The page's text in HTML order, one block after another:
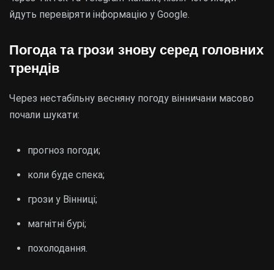
йдуть перевіряти інформацію у Google.
Погода та грози знову серед головних
трендів
Через нестабільну весняну погоду вінничани масово
почали шукати:
прогноз погоди;
коли буде спека;
грози у Вінниці;
магнітні бурі;
похолодання.